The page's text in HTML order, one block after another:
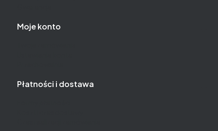
Moje konto
Płatności i dostawa